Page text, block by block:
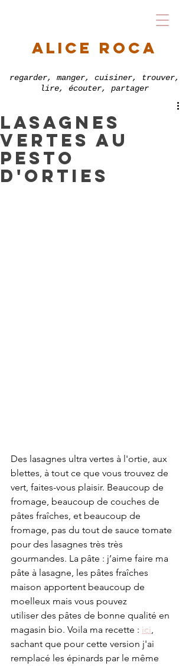
alice roca
regarder, manger, cuisiner, trouver,
lire, écouter, partager
lasagnes
vertes au
pesto
d'orties
Des lasagnes ultra vertes à l'ortie, aux
blettes, à tout ce que vous trouvez de
vert, faites-vous plaisir. Beaucoup de
fromage, beaucoup de couches de
pâtes fraîches, et beaucoup de
fromage, pas du tout de sauce tomate
pour des lasagnes très très
gourmandes. La pâte : j’aime faire ma
pâte à lasagne, les pâtes fraîches
maison apportent beaucoup de
moelleux mais vous pouvez
utiliser des pâtes de bonne qualité en
magasin bio. Voila ma recette : ici,
sachant que pour cette version j'ai
remplacé les épinards par le même